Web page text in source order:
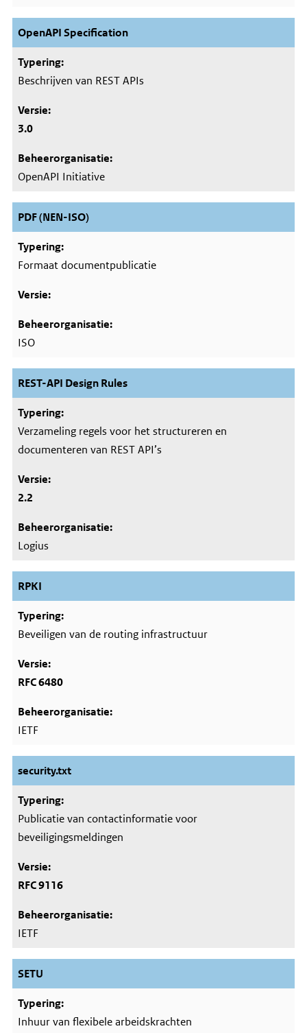
OpenAPI Specification
Beschrijven van REST APIs
3.0
OpenAPI Initiative
PDF (NEN-ISO)
Formaat documentpublicatie
ISO
REST-API Design Rules
Verzameling regels voor het structureren en
documenteren van REST API’s
2.2
Logius
RPKI
Beveiligen van de routing infrastructuur
RFC 6480
IETF
security.txt
Publicatie van contactinformatie voor
beveiligingsmeldingen
RFC 9116
IETF
SETU
Inhuur van flexibele arbeidskrachten